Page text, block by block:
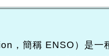
，簡稱 ENSO）是一